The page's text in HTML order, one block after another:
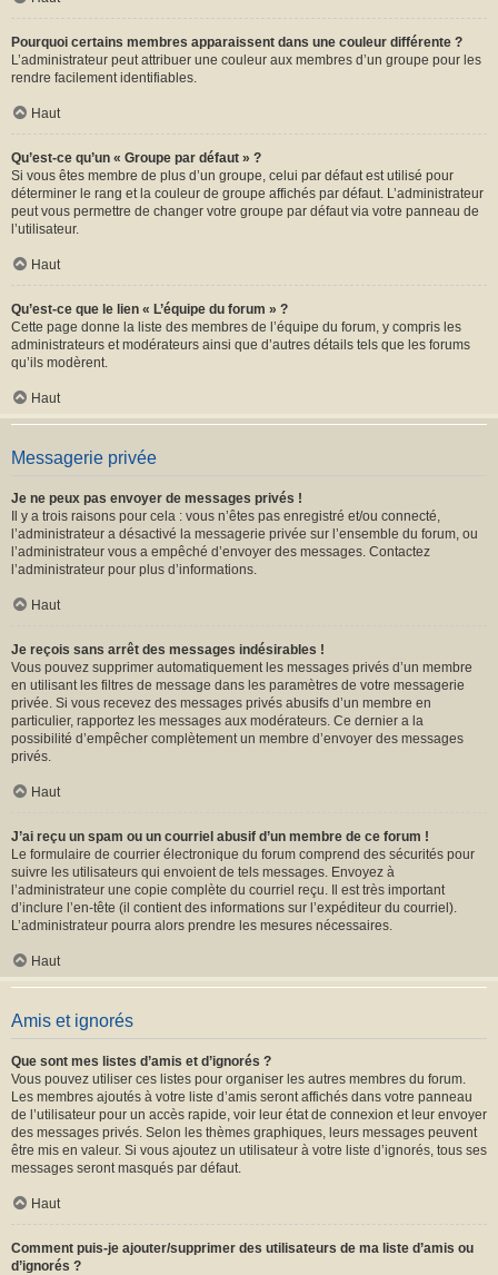
Pourquoi certains membres apparaissent dans une couleur différente ?
L’administrateur peut attribuer une couleur aux membres d’un groupe pour les
rendre facilement identifiables.
Haut
Qu’est-ce qu’un « Groupe par défaut » ?
Si vous êtes membre de plus d’un groupe, celui par défaut est utilisé pour
déterminer le rang et la couleur de groupe affichés par défaut. L’administrateur
peut vous permettre de changer votre groupe par défaut via votre panneau de
l’utilisateur.
Haut
Qu’est-ce que le lien « L’équipe du forum » ?
Cette page donne la liste des membres de l’équipe du forum, y compris les
administrateurs et modérateurs ainsi que d’autres détails tels que les forums
qu’ils modèrent.
Haut
Messagerie privée
Je ne peux pas envoyer de messages privés !
Il y a trois raisons pour cela : vous n’êtes pas enregistré et/ou connecté,
l’administrateur a désactivé la messagerie privée sur l’ensemble du forum, ou
l’administrateur vous a empêché d’envoyer des messages. Contactez
l’administrateur pour plus d’informations.
Haut
Je reçois sans arrêt des messages indésirables !
Vous pouvez supprimer automatiquement les messages privés d’un membre
en utilisant les filtres de message dans les paramètres de votre messagerie
privée. Si vous recevez des messages privés abusifs d’un membre en
particulier, rapportez les messages aux modérateurs. Ce dernier a la
possibilité d’empêcher complètement un membre d’envoyer des messages
privés.
Haut
J’ai reçu un spam ou un courriel abusif d’un membre de ce forum !
Le formulaire de courrier électronique du forum comprend des sécurités pour
suivre les utilisateurs qui envoient de tels messages. Envoyez à
l’administrateur une copie complète du courriel reçu. Il est très important
d’inclure l’en-tête (il contient des informations sur l’expéditeur du courriel).
L’administrateur pourra alors prendre les mesures nécessaires.
Haut
Amis et ignorés
Que sont mes listes d’amis et d’ignorés ?
Vous pouvez utiliser ces listes pour organiser les autres membres du forum.
Les membres ajoutés à votre liste d’amis seront affichés dans votre panneau
de l’utilisateur pour un accès rapide, voir leur état de connexion et leur envoyer
des messages privés. Selon les thèmes graphiques, leurs messages peuvent
être mis en valeur. Si vous ajoutez un utilisateur à votre liste d’ignorés, tous ses
messages seront masqués par défaut.
Haut
Comment puis-je ajouter/supprimer des utilisateurs de ma liste d’amis ou
d’ignorés ?